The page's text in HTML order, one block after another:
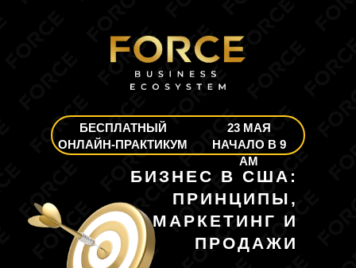
БИЗНЕС В США:
ПРИНЦИПЫ,
МАРКЕТИНГ И
ПРОДАЖИ
БЕСПЛАТНЫЙ
ОНЛАЙН-ПРАКТИКУМ
23 МАЯ
НАЧАЛО В 9
AM